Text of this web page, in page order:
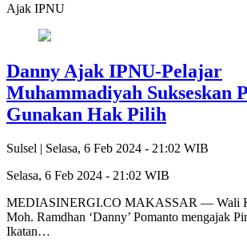
Ajak IPNU
Danny Ajak IPNU-Pelajar
Muhammadiyah Sukseskan
Gunakan Hak Pilih
Sulsel | Selasa, 6 Feb 2024 - 21:02 WIB
Selasa, 6 Feb 2024 - 21:02 WIB
MEDIASINERGI.CO MAKASSAR — Wali
Moh. Ramdhan ‘Danny’ Pomanto mengajak
Ikatan…